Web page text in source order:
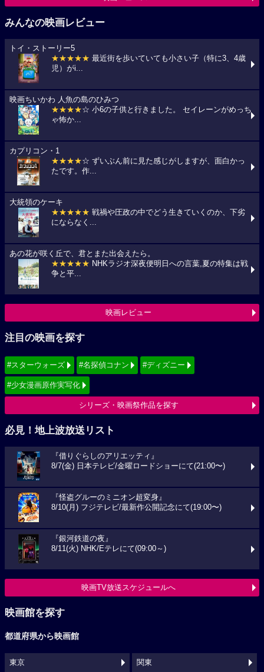
みんなの映画レビュー
トイ・ストーリー5
★★★★★ 最近街を歩いていても小さい子（特に3、4歳
児）がi...
映画ちいかわ 人魚の島のひみつ
★★★★☆ 小6の子供と行きました。 セイレーンがめっち
ゃ怖か...
カプリコン・1
★★★★☆ ずいぶん前に見た感じがしますが、面白かっ
たです。作...
大統領のケーキ
★★★★★ 戦禍や圧政の中でどう生きていくのか、下劣
にならなく...
あの花が咲く丘で、君とまた出会えたら。
★★★★★ NHKラジオ深夜便明日への言葉,夏の特集は戦
争と平...
映画レビュー
注目の映画を探す
#スターウォーズ #名探偵コナン #ディズニー
#少女漫画原作実写化
シリーズ・映画祭作品を探す
必見！地上波放送リスト
『借りぐらしのアリエッティ』
8/7(金) 日本テレビ/金曜ロードショーにて(21:00〜)
『怪盗グルーのミニオン超変身』
8/10(月) フジテレビ/最新作公開記念にて(19:00〜)
『銀河鉄道の夜』
8/11(火) NHK/Eテレにて(09:00～)
映画TV放送スケジュールへ
映画館を探す
都道府県から映画館
東京 関東